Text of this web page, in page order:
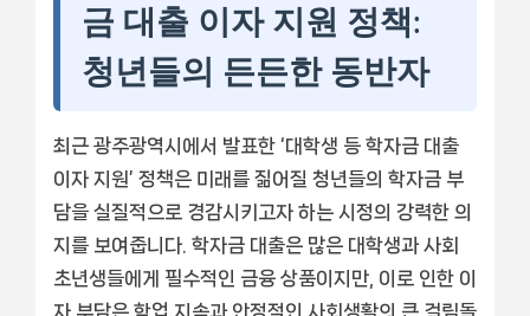
금 대출 이자 지원 정책:
청년들의 든든한 동반자
최근 광주광역시에서 발표한 ‘대학생 등 학자금 대출
이자 지원’ 정책은 미래를 짊어질 청년들의 학자금 부
담을 실질적으로 경감시키고자 하는 시정의 강력한 의
지를 보여줍니다. 학자금 대출은 많은 대학생과 사회
초년생들에게 필수적인 금융 상품이지만, 이로 인한 이
자 부담은 학업 지속과 안정적인 사회생활의 큰 걸림돌